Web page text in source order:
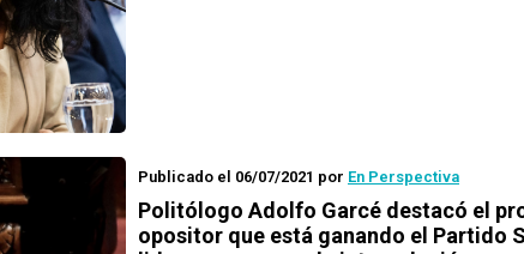
Publicado el 06/07/2021 por En Perspectiva
Politólogo Adolfo Garcé destacó el
opositor que está ganando el Partido